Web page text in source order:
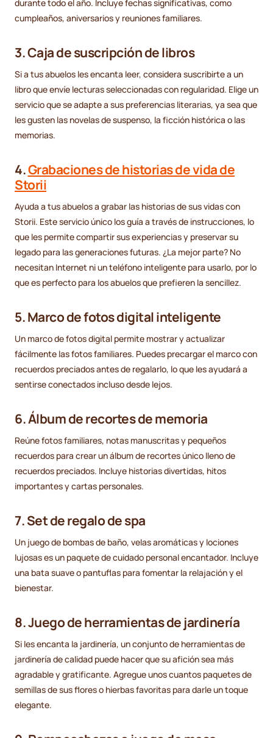
durante todo el año. Incluye fechas significativas, como
cumpleaños, aniversarios y reuniones familiares.
3. Caja de suscripción de libros
Si a tus abuelos les encanta leer, considera suscribirte a un
libro que envíe lecturas seleccionadas con regularidad. Elige un
servicio que se adapte a sus preferencias literarias, ya sea que
les gusten las novelas de suspenso, la ficción histórica o las
memorias.
4.Grabaciones de historias de vida de
Storii
Ayuda a tus abuelos a grabar las historias de sus vidas con
Storii. Este servicio único los guía a través de instrucciones, lo
que les permite compartir sus experiencias y preservar su
legado para las generaciones futuras. ¿La mejor parte? No
necesitan Internet ni un teléfono inteligente para usarlo, por lo
que es perfecto para los abuelos que prefieren la sencillez.
5. Marco de fotos digital inteligente
Un marco de fotos digital permite mostrar y actualizar
fácilmente las fotos familiares. Puedes precargar el marco con
recuerdos preciados antes de regalarlo, lo que les ayudará a
sentirse conectados incluso desde lejos.
6. Álbum de recortes de memoria
Reúne fotos familiares, notas manuscritas y pequeños
recuerdos para crear un álbum de recortes único lleno de
recuerdos preciados. Incluye historias divertidas, hitos
importantes y cartas personales.
7. Set de regalo de spa
Un juego de bombas de baño, velas aromáticas y lociones
lujosas es un paquete de cuidado personal encantador. Incluye
una bata suave o pantuflas para fomentar la relajación y el
bienestar.
8. Juego de herramientas de jardinería
Si les encanta la jardinería, un conjunto de herramientas de
jardinería de calidad puede hacer que su afición sea más
agradable y gratificante. Agregue unos cuantos paquetes de
semillas de sus flores o hierbas favoritas para darle un toque
elegante.